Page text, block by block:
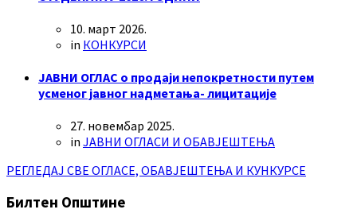
10. март 2026.
in КОНКУРСИ
ЈАВНИ ОГЛАС о продаји непокретности путем
усменог јавног надметања- лицитације
27. новембар 2025.
in ЈАВНИ ОГЛАСИ И ОБАВЈЕШТЕЊА
РЕГЛЕДАЈ СВЕ ОГЛАСЕ, ОБАВЈЕШТЕЊА И КУНКУРСЕ
Билтен Општине